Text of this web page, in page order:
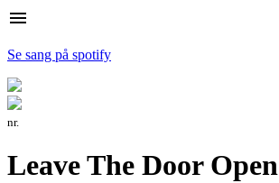
menu
Se sang på spotify
nr.
Leave The Door Open